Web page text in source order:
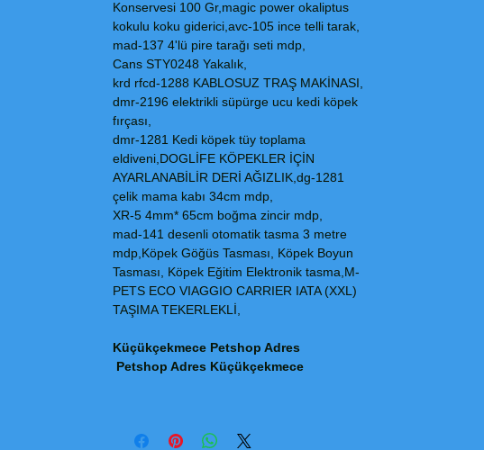
Konservesi 100 Gr,magic power okaliptus
kokulu koku giderici,avc-105 ince telli tarak,
mad-137 4'lü pire tarağı seti mdp,
Cans STY0248 Yakalık,
krd rfcd-1288 KABLOSUZ TRAŞ MAKİNASI,
dmr-2196 elektrikli süpürge ucu kedi köpek
fırçası,
dmr-1281 Kedi köpek tüy toplama
eldiveni,DOGLİFE KÖPEKLER İÇİN
AYARLANABİLİR DERİ AĞIZLIK,dg-1281
çelik mama kabı 34cm mdp,
XR-5 4mm* 65cm boğma zincir mdp,
mad-141 desenli otomatik tasma 3 metre
mdp,Köpek Göğüs Tasması, Köpek Boyun
Tasması, Köpek Eğitim Elektronik tasma,M-
PETS ECO VIAGGIO CARRIER IATA (XXL)
TAŞIMA TEKERLEKLİ,
Küçükçekmece Petshop Adres
Petshop Adres Küçükçekmece